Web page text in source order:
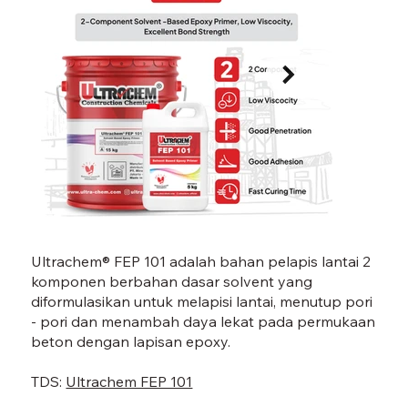
FEP 101-07.jpg FEP
Ultrachem® FEP 101 adalah bahan pelapis lantai 2
komponen berbahan dasar solvent yang
diformulasikan untuk melapisi lantai, menutup pori
- pori dan menambah daya lekat pada permukaan
beton dengan lapisan epoxy.
TDS: Ultrachem FEP 101